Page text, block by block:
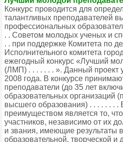
Конкурс проводится для
талантливых преподавателей
профессиональных
. . Советом молодых ученых и
. . при поддержке Комитета по
Исполнительного комитета
ежегодный конкурс «Лучший
(ЛМП) . . . . . . . ». Данный проект
2008 года. В конкурсе
преподаватели (до 35 лет
образовательных организаций
высшего образования) . . . . . . .
преимуществом является то,
участников, независимо от их
и звания, имеющие результаты
образовательной, творческой и